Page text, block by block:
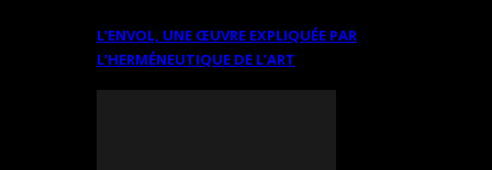
L’ENVOL, UNE ŒUVRE EXPLIQUÉE PAR
L’HERMÉNEUTIQUE DE L’ART